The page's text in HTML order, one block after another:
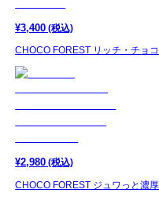
¥3,400 (税込)
CHOCO FOREST リッチ・チョ
¥2,980 (税込)
CHOCO FOREST ジュワっと濃